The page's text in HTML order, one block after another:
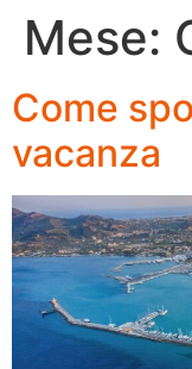
Mese:
Come
vacanza